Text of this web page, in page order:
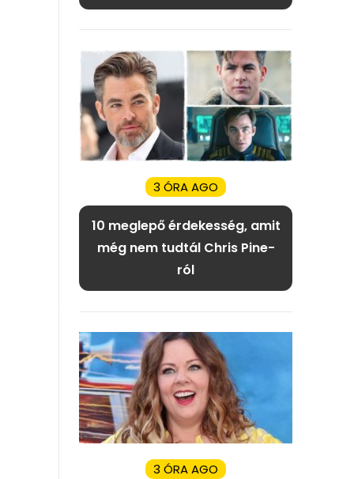
3 ÓRA AGO
10 meglepő érdekesség, amit
még nem tudtál Chris Pine-
ról
3 ÓRA AGO